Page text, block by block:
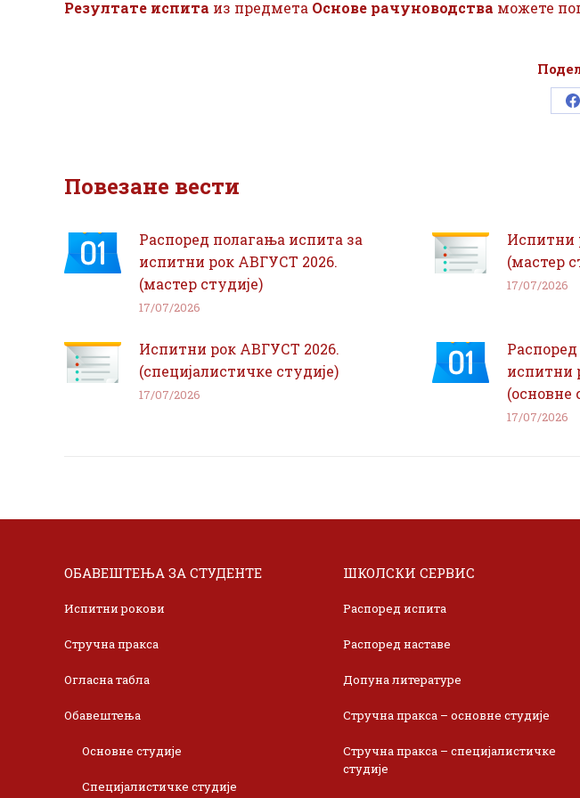
Резултате испита из предмета Основе рачуноводства можете
Повезане вести
Распоред полагања испита за
испитни рок АВГУСТ 2026.
(мастер студије)
17/07/2026
Испитни
(мастер
17/07/2026
Испитни рок АВГУСТ 2026.
(специјалистичке студије)
17/07/2026
испитни
(основне
17/07/2026
ОБАВЕШТЕЊА ЗА СТУДЕНТЕ
Испитни рокови
Стручна пракса
Огласна табла
Обавештења
Основне студије
Специјалистичке студије
ШКОЛСКИ СЕРВИС
Распоред испита
Распоред наставе
Допуна литературе
Стручна пракса – основне студије
Стручна пракса – специјалистичке
студије